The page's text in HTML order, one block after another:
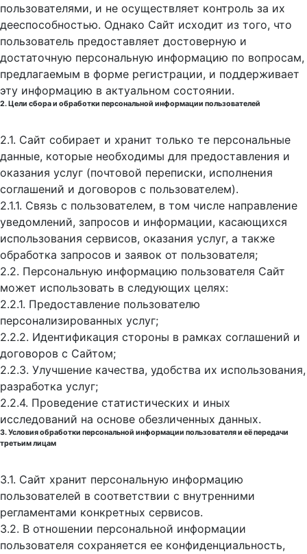
пользователями, и не осуществляет контроль за их
дееспособностью. Однако Сайт исходит из того, что
пользователь предоставляет достоверную и
достаточную персональную информацию по вопросам,
предлагаемым в форме регистрации, и поддерживает
эту информацию в актуальном состоянии.
2. Цели сбора и обработки персональной информации пользователей
2.1. Сайт собирает и хранит только те персональные
данные, которые необходимы для предоставления и
оказания услуг (почтовой переписки, исполнения
соглашений и договоров с пользователем).
2.1.1. Связь с пользователем, в том числе направление
уведомлений, запросов и информации, касающихся
использования сервисов, оказания услуг, а также
обработка запросов и заявок от пользователя;
2.2. Персональную информацию пользователя Сайт
может использовать в следующих целях:
2.2.1. Предоставление пользователю
персонализированных услуг;
2.2.2. Идентификация стороны в рамках соглашений и
договоров с Сайтом;
2.2.3. Улучшение качества, удобства их использования,
разработка услуг;
2.2.4. Проведение статистических и иных
исследований на основе обезличенных данных.
3. Условия обработки персональной информации пользователя и её передачи
третьим лицам
3.1. Сайт хранит персональную информацию
пользователей в соответствии с внутренними
регламентами конкретных сервисов.
3.2. В отношении персональной информации
пользователя сохраняется ее конфиденциальность,